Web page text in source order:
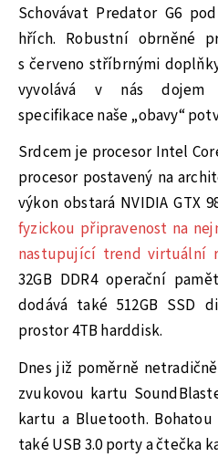
Schovávat Predator G6
hřích. Robustní obrněné
s červeno stříbrnými
vyvolává v nás dojem
specifikace naše „obavy“
Srdcem je procesor Intel
procesor postavený na
výkon obstará NVIDIA GTX
fyzickou připravenost na
nastupující trend virtuální
32GB DDR4 operační
dodává také 512GB SSD
prostor 4TB harddisk.
Dnes již poměrně
zvukovou kartu
kartu a Bluetooth.
také USB 3.0 porty a čtečka